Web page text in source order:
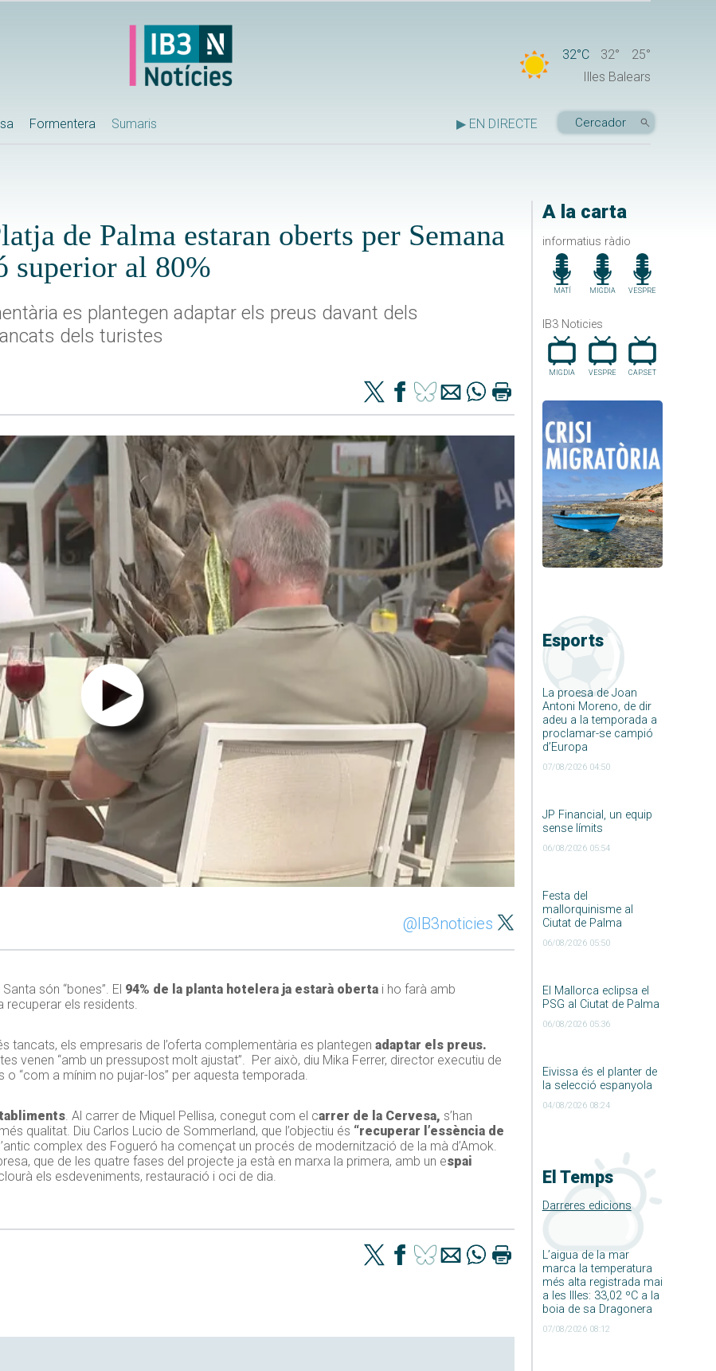
32°C 32°
25°
Illes Balears
Formentera Sumaris ▶ EN DIRECTE
A la carta
informatius ràdio
MATÍ MIGDIA VESPRE
IB3 Noticies
MIGDIA VESPRE CAP.SET
Esports
La proesa de Joan
Antoni Moreno, de dir
adeu a la temporada a
proclamar-se campió
d’Europa
07/08/2026 04:50
JP Financial, un equip
sense límits
06/08/2026 05:54
Festa del
mallorquinisme al
Ciutat de Palma
06/08/2026 05:50
El Mallorca eclipsa el
PSG al Ciutat de Palma
06/08/2026 05:36
Eivissa és el planter de
la selecció espanyola
04/08/2026 08:24
El Temps
Darreres edicions
L’aigua de la mar
marca la temperatura
més alta registrada mai
a les Illes: 33,02 ºC a la
boia de sa Dragonera
07/08/2026 08:12
de Palma estaran oberts per Semana
superior al 80%
es plantegen adaptar els preus davant dels
dels turistes
@IB3noticies
són “bones”. El 94% de la planta hotelera ja estarà oberta i ho farà amb
recuperar els residents.
tancats, els empresaris de l’oferta complementària es plantegen adaptar els preus.
venen “amb un pressupost molt ajustat”. Per això, diu Mika Ferrer, director executiu de
o “com a mínim no pujar-los” per aquesta temporada.
. Al carrer de Miquel Pellisa, conegut com el carrer de la Cervesa, s’han
qualitat. Diu Carlos Lucio de Sommerland, que l’objectiu és “recuperar l’essència de
complex des Fogueró ha començat un procés de modernització de la mà d’Amok.
que de les quatre fases del projecte ja està en marxa la primera, amb un espai
els esdeveniments, restauració i oci de dia.